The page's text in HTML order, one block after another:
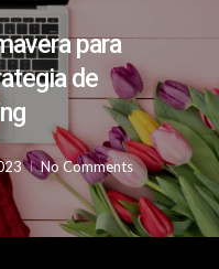
para
de
No Comments